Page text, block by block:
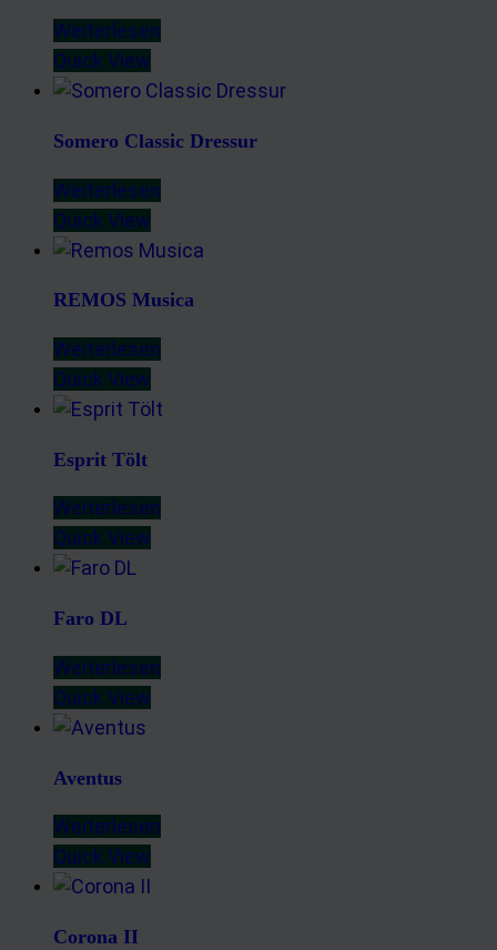
Weiterlesen
Quick View
Somero Classic Dressur
Weiterlesen
Quick View
REMOS Musica
Weiterlesen
Quick View
Esprit Tölt
Weiterlesen
Quick View
Faro DL
Weiterlesen
Quick View
Aventus
Weiterlesen
Quick View
Corona II